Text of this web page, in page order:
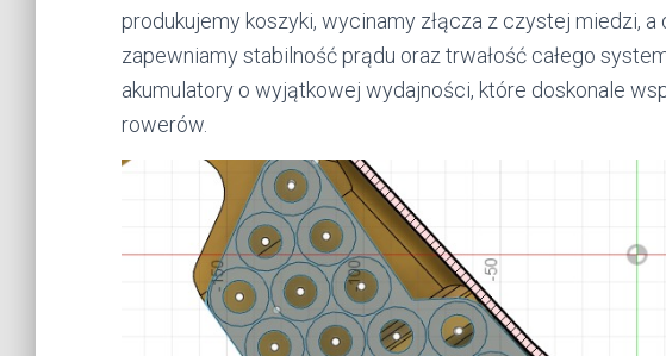
produkujemy koszyki, wycinamy złącza z czystej miedzi,
zapewniamy stabilność prądu oraz trwałość całego
akumulatory o wyjątkowej wydajności, które doskonale
rowerów.